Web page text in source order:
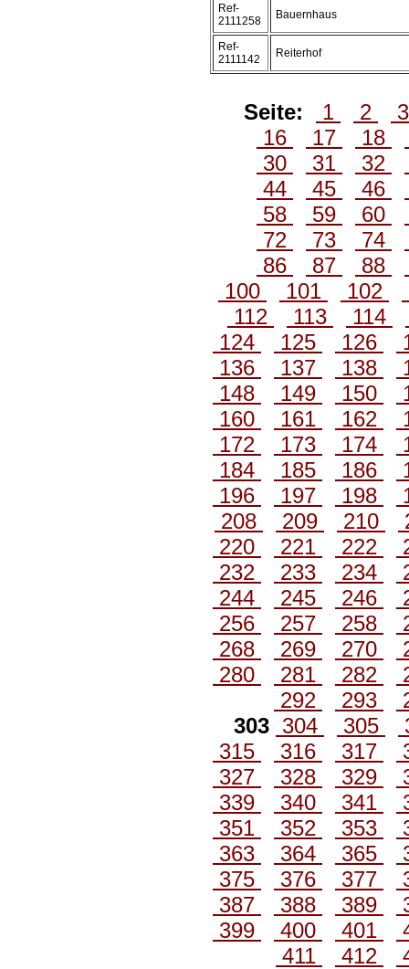
Ref-
2111258
Bauernhaus
Ref-
2111142
Reiterhof
Seite: 1 2
16
17 18
30
31 32
44
45 46
58
59 60
72
73 74
86
87 88
100
101 102
112
113 114
124
125 126
136
137 138
148
149 150
160
161 162
172
173 174
184
185 186
196
197 198
208
209 210
220
221 222
232
233 234
244
245 246
256
257 258
268
269 270
280
281 282
292
293
303 304 305
315
316 317
327
328 329
339
340 341
351
352 353
363
364 365
375
376 377
387
388 389
399
400 401
411
412